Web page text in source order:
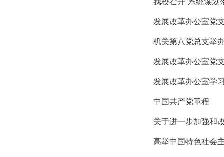
发展改革办公室党
机关第八党总支举
发展改革办公室党
发展改革办公室学
中国共产党章程
关于进一步加强和
高举中国特色社会